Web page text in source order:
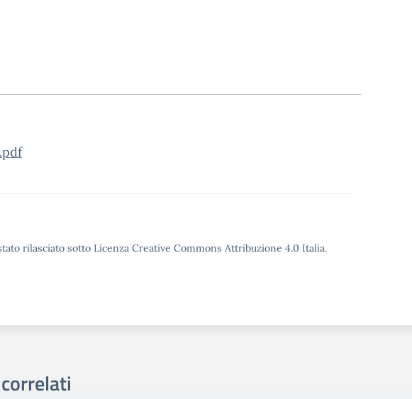
rilasciato sotto Licenza Creative Commons Attribuzione 4.0 Italia.